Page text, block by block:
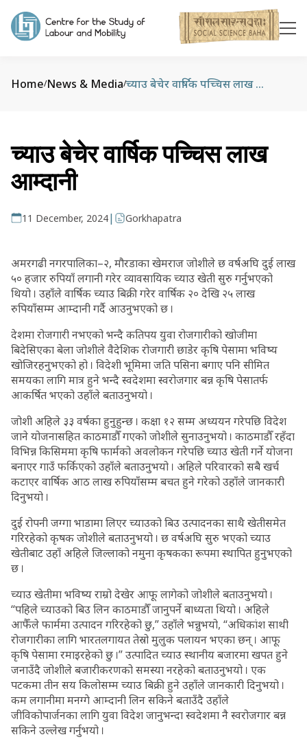
Home/News & Media/ च्याउ बेचेर वार्षिक पच्चिस लाख आम्दानी
च्याउ बेचेर वार्षिक पच्चिस लाख
आम्दानी
11 December, 2024| Gorkhapatra
अमरगढी नगरपालिका–२, मौरडाका खेमराज जोशीले छ वर्षअघि दुई लाख
५० हजार रुपियाँ लगानी गरेर व्यावसायिक च्याउ खेती सुरु गर्नुभएको
थियो । उहाँले वार्षिक च्याउ बिक्री गरेर वार्षिक २० देखि २५ लाख
रुपियाँसम्म आम्दानी गर्दै आउनुभएको छ ।
देशमा रोजगारी नभएको भन्दै कतिपय युवा रोजगारीको खोजीमा
बिदेसिएका बेला जोशीले वैदेशिक रोजगारी छाडेर कृषि पेसामा भविष्य
खोजिरहनुभएको हो । विदेशी भूमिमा जति पसिना बगाए पनि सीमित
समयका लागि मात्र हुने भन्दै स्वदेशमा स्वरोजगार बन्न कृषि पेसातर्फ
आकर्षित भएको उहाँले बताउनुभयो ।
जोशी अहिले ३३ वर्षका हुनुहुन्छ । कक्षा १२ सम्म अध्ययन गरेपछि विदेश
जाने योजनासहित काठमाडौँ गएको जोशीले सुनाउनुभयो । काठमाडौँ रहँदा
विभिन्न किसिममा कृषि फार्मको अवलोकन गरेपछि च्याउ खेती गर्ने योजना
बनाएर गाउँ फर्किएको उहाँले बताउनुभयो । अहिले परिवारको सबै खर्च
कटाएर वार्षिक आठ लाख रुपियाँसम्म बचत हुने गरेको उहाँले जानकारी
दिनुभयो ।
दुई रोपनी जग्गा भाडामा लिएर च्याउको बिउ उत्पादनका साथै खेतीसमेत
गरिरहेको कृषक जोशीले बताउनुभयो । छ वर्षअघि सुरु भएको च्याउ
खेतीबाट उहाँ अहिले जिल्लाको नमुना कृषकका रूपमा स्थापित हुनुभएको
छ ।
च्याउ खेतीमा भविष्य राम्रो देखेर आफू लागेको जोशीले बताउनुभयो ।
“पहिले च्याउको बिउ लिन काठमाडौँ जानुपर्ने बाध्यता थियो । अहिले
आफैँले फार्ममा उत्पादन गरिरहेको छु,” उहाँले भन्नुभयो, “अधिकांश साथी
रोजगारीका लागि भारतलगायत तेस्रो मुलुक पलायन भएका छन् । आफू
कृषि पेसामा रमाइरहेको छु ।” उत्पादित च्याउ स्थानीय बजारमा खपत हुने
जनाउँदै जोशीले बजारीकरणको समस्या नरहेको बताउनुभयो । एक
पटकमा तीन सय किलोसम्म च्याउ बिक्री हुने उहाँले जानकारी दिनुभयो ।
कम लगानीमा मनग्गे आम्दानी लिन सकिने बताउँदै उहाँले
जीविकोपार्जनका लागि युवा विदेश जानुभन्दा स्वदेशमा नै स्वरोजगार बन्न
सकिने उल्लेख गर्नुभयो ।